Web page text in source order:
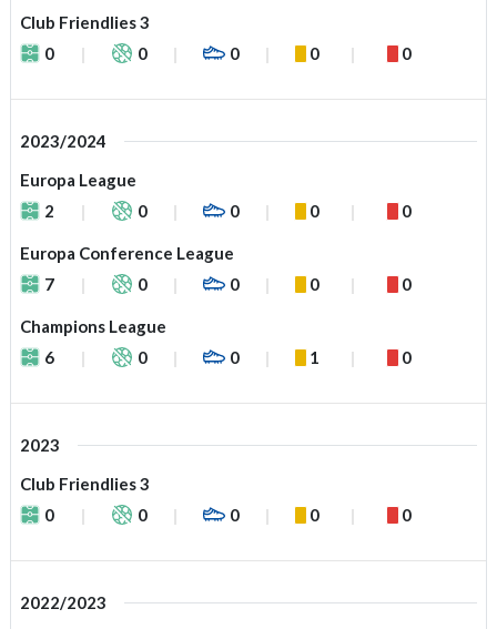
Club Friendlies 3
0
0 0 0 0
2023/2024
Europa League
2
0 0 0 0
Europa Conference League
7
0 0 0 0
Champions League
6
0 0 1 0
2023
Club Friendlies 3
0
0 0 0 0
2022/2023